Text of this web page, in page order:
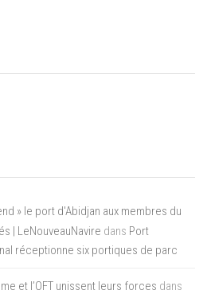
» le port d'Abidjan aux membres du
| LeNouveauNavire dans Port
réceptionne six portiques de parc
et l’OFT unissent leurs forces dans